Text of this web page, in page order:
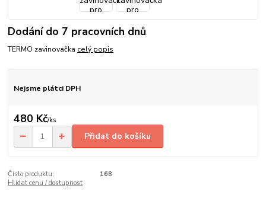
Dodání do 7 pracovních dnů
TERMO zavinovačka celý popis
Nejsme plátci DPH
480 Kč/ks
Přidat do košíku
Číslo produktu:
168
Hlídat cenu / dostupnost